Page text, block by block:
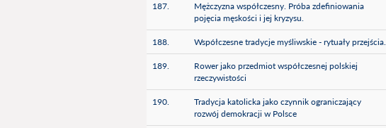
187.
Mężczyzna współczesny. Próba zdefiniowania
pojęcia męskości i jej kryzysu.
188. Współczesne tradycje myśliwskie - rytuały przejścia.
189.
Rower jako przedmiot współczesnej polskiej
rzeczywistości
190.
Tradycja katolicka jako czynnik ograniczający
rozwój demokracji w Polsce